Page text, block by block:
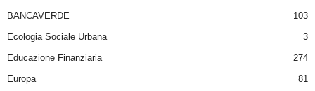
BANCAVERDE
103
Ecologia Sociale Urbana
3
Educazione Finanziaria
274
Europa
81